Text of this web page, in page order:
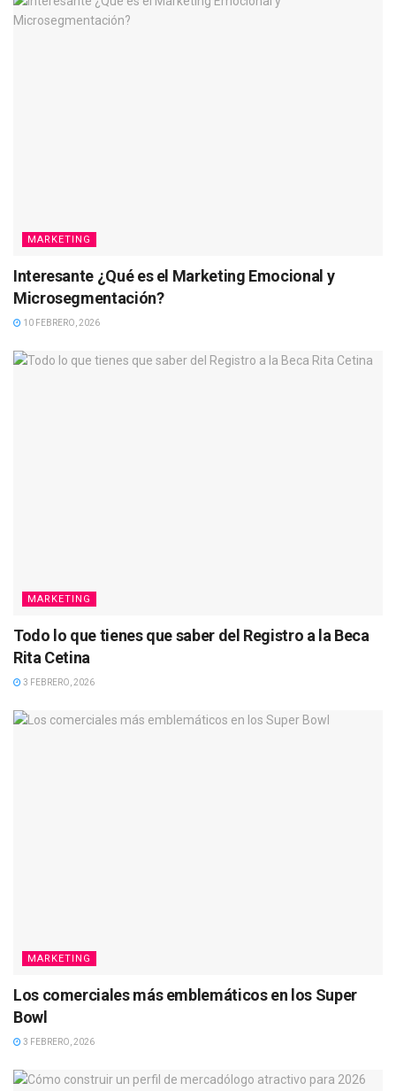
MARKETING
Interesante ¿Qué es el Marketing Emocional y
Microsegmentación?
10 FEBRERO, 2026
MARKETING
Todo lo que tienes que saber del Registro a la Beca
Rita Cetina
3 FEBRERO, 2026
MARKETING
Los comerciales más emblemáticos en los Super
Bowl
3 FEBRERO, 2026